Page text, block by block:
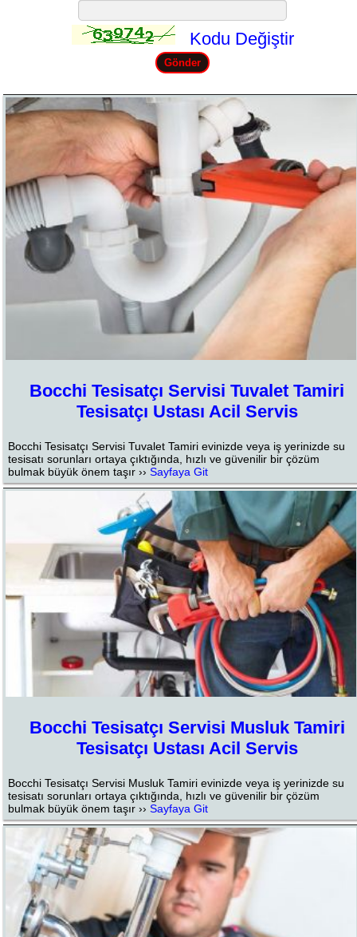
Kodu Değiştir
Bocchi Tesisatçı Servisi Tuvalet Tamiri
Tesisatçı Ustası Acil Servis
Bocchi Tesisatçı Servisi Tuvalet Tamiri evinizde veya iş yerinizde su
tesisatı sorunları ortaya çıktığında, hızlı ve güvenilir bir çözüm
bulmak büyük önem taşır ››Sayfaya Git
Bocchi Tesisatçı Servisi Musluk Tamiri
Tesisatçı Ustası Acil Servis
Bocchi Tesisatçı Servisi Musluk Tamiri evinizde veya iş yerinizde su
tesisatı sorunları ortaya çıktığında, hızlı ve güvenilir bir çözüm
bulmak büyük önem taşır ››Sayfaya Git